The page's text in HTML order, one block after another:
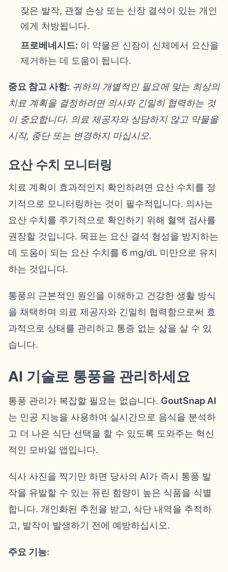
잦은 발작, 관절 손상 또는 신장 결석이 있는 개인
에게 처방됩니다.
프로베네시드: 이 약물은 신장이 신체에서 요산을
제거하는 데 도움이 됩니다.
중요 참고 사항: 귀하의 개별적인 필요에 맞는 최상의
치료 계획을 결정하려면 의사와 긴밀히 협력하는 것
이 중요합니다. 의료 제공자와 상담하지 않고 약물을
시작, 중단 또는 변경하지 마십시오.
요산 수치 모니터링
치료 계획이 효과적인지 확인하려면 요산 수치를 정
기적으로 모니터링하는 것이 필수적입니다. 의사는
요산 수치를 주기적으로 확인하기 위해 혈액 검사를
권장할 것입니다. 목표는 요산 결석 형성을 방지하는
데 도움이 되는 요산 수치를 6 mg/dL 미만으로 유지
하는 것입니다.
통풍의 근본적인 원인을 이해하고 건강한 생활 방식
을 채택하며 의료 제공자와 긴밀히 협력함으로써 효
과적으로 상태를 관리하고 통증 없는 삶을 살 수 있
습니다.
AI 기술로 통풍을 관리하세요
통풍 관리가 복잡할 필요는 없습니다. GoutSnap AI
는 인공 지능을 사용하여 실시간으로 음식을 분석하
고 더 나은 식단 선택을 할 수 있도록 도와주는 혁신
적인 모바일 앱입니다.
식사 사진을 찍기만 하면 당사의 AI가 즉시 통풍 발
작을 유발할 수 있는 퓨린 함량이 높은 식품을 식별
합니다. 개인화된 추천을 받고, 식단 내역을 추적하
고, 발작이 발생하기 전에 예방하십시오.
주요 기능: